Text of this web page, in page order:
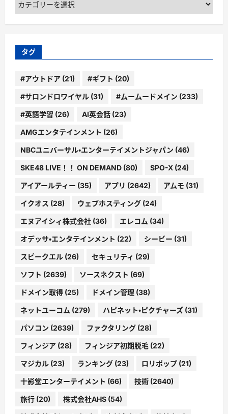
テ
ゴ
ー
タグ
#アウトドア (21) #ギフト (20)
#サロンドロワイヤル (31) #ムームードメイン (233)
#英語学習 (26) AI英会話 (23)
AMGエンタテインメント (26)
NBCユニバーサル・エンターテイメントジャパン (46)
SKE48 LIVE！！ ON DEMAND (80) SPO-X (24)
アイアールティー (35) アプリ (2642) アムモ (31)
イクオス (28) ウェブホスティング (24)
エヌアイシィ株式会社 (36) エレコム (34)
オデッサ・エンタテインメント (22) シービー (31)
スピークエル (26) セキュリティ (29)
ソフト (2639) ソースネクスト (69)
ドメイン取得 (25) ドメイン管理 (38)
ネットユーコム (279) ハピネット・ピクチャーズ (31)
パソコン (2639) ファクタリング (28)
フィンジア (28) フィンジア初期脱毛 (22)
マジカル (23) ランキング (23) ロリポップ (21)
十影堂エンターテイメント (66) 技術 (2640)
旅行 (20) 株式会社AHS (54)